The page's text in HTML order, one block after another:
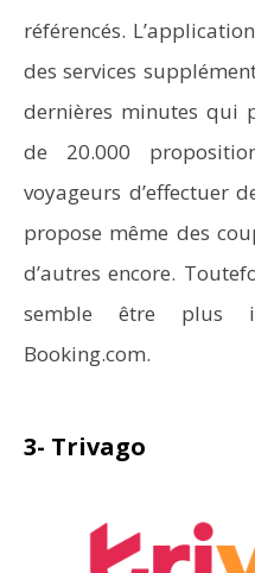
référencés.
des services
dernières minutes qui
de 20.000
voyageurs d’effectuer
propose même des
d’autres encore.
semble être plus
Booking.com.
3- Trivago